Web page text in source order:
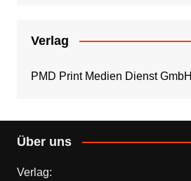
Verlag
PMD Print Medien Dienst GmbH
Über uns
Verlag: